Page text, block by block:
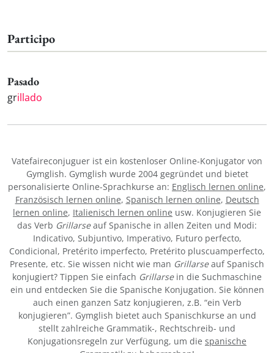
Participo
Pasado
grillado
Vatefaireconjuguer ist ein kostenloser Online-Konjugator von
Gymglish. Gymglish wurde 2004 gegründet und bietet
personalisierte Online-Sprachkurse an: Englisch lernen online,
Französisch lernen online, Spanisch lernen online, Deutsch
lernen online, Italienisch lernen online usw. Konjugieren Sie
das Verb Grillarseauf Spanische in allen Zeiten und Modi:
Indicativo, Subjuntivo, Imperativo, Futuro perfecto,
Condicional, Pretérito imperfecto, Pretérito pluscuamperfecto,
Presente, etc. Sie wissen nicht wie man Grillarseauf Spanisch
konjugiert? Tippen Sie einfach Grillarsein die Suchmaschine
ein und entdecken Sie die Spanische Konjugation. Sie können
auch einen ganzen Satz konjugieren, z.B. “ein Verb
konjugieren”. Gymglish bietet auch Spanischkurse an und
stellt zahlreiche Grammatik-, Rechtschreib- und
Konjugationsregeln zur Verfügung, um die spanische